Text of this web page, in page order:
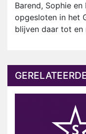
Barend, Sophie
opgesloten in het
blijven daar tot en